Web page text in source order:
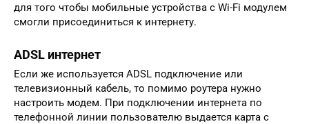
для того чтобы мобильные устройства с Wi-Fi модулем
смогли присоединиться к интернету.
ADSL интернет
Если же используется ADSL подключение или
телевизионный кабель, то помимо роутера нужно
настроить модем. При подключении интернета по
телефонной линии пользователю выдается карта с